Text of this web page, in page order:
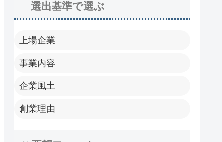
選出基準で選ぶ
上場企業
事業内容
企業風土
創業理由